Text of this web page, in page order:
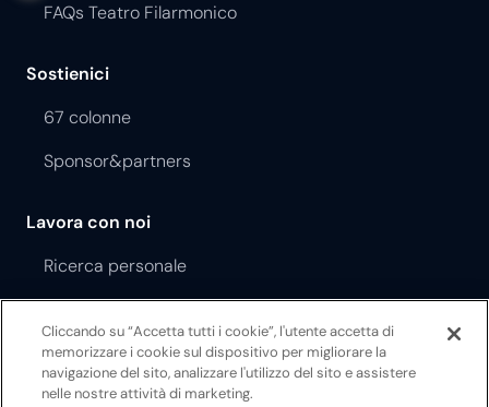
FAQs Teatro Filarmonico
Sostienici
67 colonne
Sponsor&partners
Lavora con noi
Ricerca personale
Regolamento Opera Festival
Cliccando su “Accetta tutti i cookie”, l'utente accetta di
memorizzare i cookie sul dispositivo per migliorare la
navigazione del sito, analizzare l'utilizzo del sito e assistere
nelle nostre attività di marketing.